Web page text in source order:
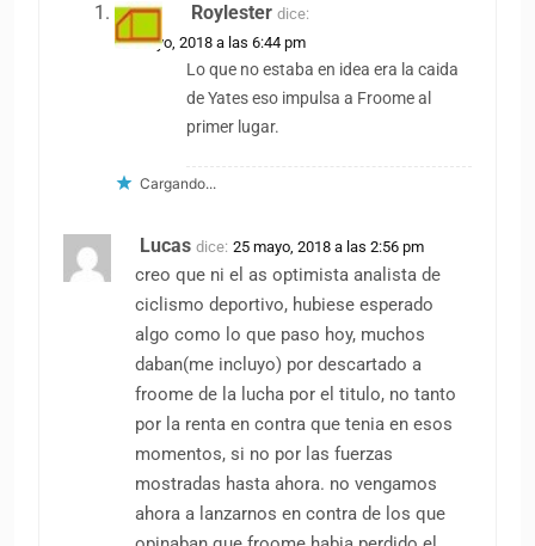
Roylester dice:
25 mayo, 2018 a las 6:44 pm
Lo que no estaba en idea era la caida
de Yates eso impulsa a Froome al
primer lugar.
Cargando...
Lucas dice: 25 mayo, 2018 a las 2:56 pm
creo que ni el as optimista analista de
ciclismo deportivo, hubiese esperado
algo como lo que paso hoy, muchos
daban(me incluyo) por descartado a
froome de la lucha por el titulo, no tanto
por la renta en contra que tenia en esos
momentos, si no por las fuerzas
mostradas hasta ahora. no vengamos
ahora a lanzarnos en contra de los que